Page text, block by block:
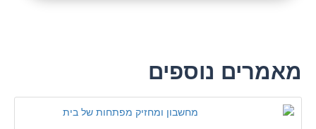
מאמרים נוספים